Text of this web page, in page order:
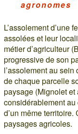
agronomes
L’assolement d’une
assolées et leur
métier d’agriculteur
progressive de son
l’assolement au
de chaque parcelle
paysage (Mignolet
considérablement au
d’un même
paysages agricoles.